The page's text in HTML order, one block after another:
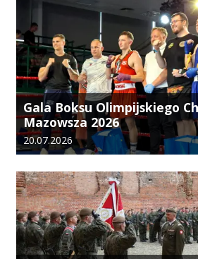
Gala Boksu Olimpijskiego
Mazowsza 2026
Data dodania galerii:
20.07.2026